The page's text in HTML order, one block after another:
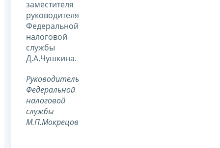
заместителя
руководителя
Федеральной
налоговой
службы
Д.А.Чушкина.
Руководитель
Федеральной
налоговой
службы
М.П.Мокрецов